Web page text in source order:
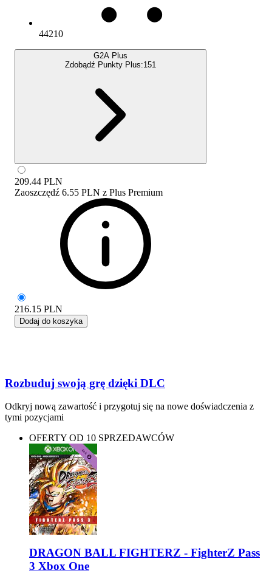
44210
G2A Plus
Zdobądź Punkty Plus:151
209.44 PLN
Zaoszczędź 6.55 PLN z Plus Premium
216.15 PLN
Dodaj do koszyka
Rozbuduj swoją grę dzięki DLC
Odkryj nową zawartość i przygotuj się na nowe doświadczenia z
tymi pozycjami
OFERTY OD 10 SPRZEDAWCÓW
DRAGON BALL FIGHTERZ - FighterZ Pass
3 Xbox One